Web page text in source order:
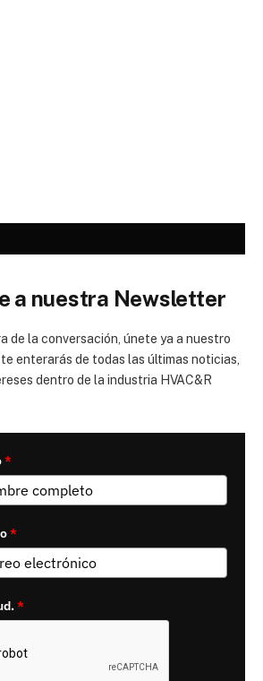
a nuestra Newsletter
de la conversación, únete ya a nuestro
enterarás de todas las últimas noticias,
dentro de la industria HVAC&R
*
*
*